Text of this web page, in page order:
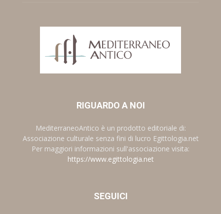
RIGUARDO A NOI
MediterraneoAntico è un prodotto editoriale di:
Associazione culturale senza fini di lucro Egittologia.net
Per maggiori informazioni sull'associazione visita:
https://www.egittologia.net
SEGUICI